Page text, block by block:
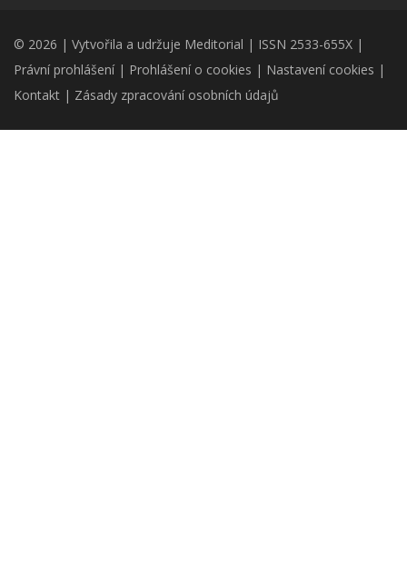
© 2026 | Vytvořila a udržuje Meditorial | ISSN 2533-655X |
Právní prohlášení | Prohlášení o cookies | Nastavení cookies |
Kontakt | Zásady zpracování osobních údajů